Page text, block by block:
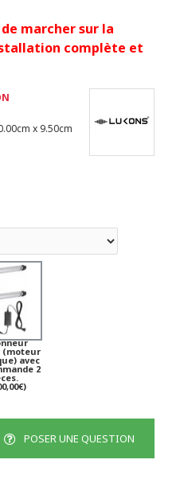
marcher sur la
complète et
x 9.50cm
(moteur
avec
2
POSER UNE QUESTION